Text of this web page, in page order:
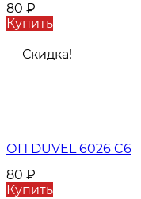
80 ₽
Купить
Скидка!
ОП DUVEL 6026 C6
80 ₽
Купить